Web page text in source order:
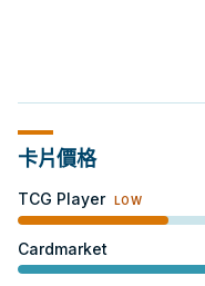
卡片價格
TCG Player LOW
Cardmarket